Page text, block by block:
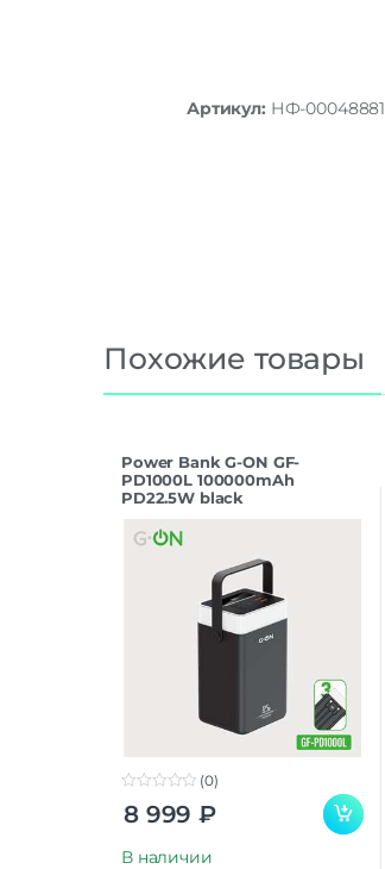
Артикул: НФ-00048881
Похожие товары
Power Bank G-ON GF-
PD1000L 100000mAh
PD22.5W black
o
o
(0)
8 999 ₽
В наличии